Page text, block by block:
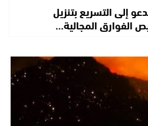
إلى التسريع بتنزيل
الفوارق المجالية…